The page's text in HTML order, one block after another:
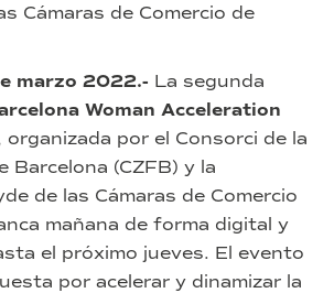
Cámaras de Comercio de
marzo 2022.- La segunda
Woman Acceleration
organizada por el Consorci de la
Barcelona (CZFB) y la
de las Cámaras de Comercio
mañana de forma digital y
el próximo jueves. El evento
por acelerar y dinamizar la